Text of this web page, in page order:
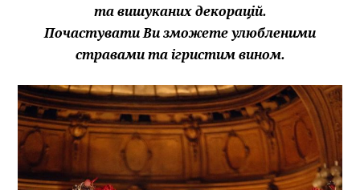
та вишуканих декорацій.
Почастувати Ви зможете улюбленими
стравами та ігристим вином.